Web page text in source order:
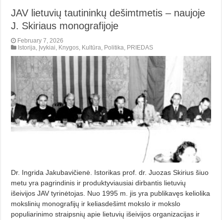
JAV lietuvių tautininkų dešimtmetis – naujoje
J. Skiriaus monografijoje
February 7, 2026
Istorija, Įvykiai, Knygos, Kultūra, Politika, PRIEDAS
Dr. Ingrida Jakubavičienė. Istorikas prof. dr. Juozas Skirius šiuo
metu yra pagrindinis ir produktyviausiai dirbantis lietuvių
išeivijos JAV tyrinėtojas. Nuo 1995 m. jis yra publikavęs keliolika
mokslinių monografijų ir keliasdešimt mokslo ir mokslo
populiarinimo straipsnių apie lietuvių išeivijos organizacijas ir